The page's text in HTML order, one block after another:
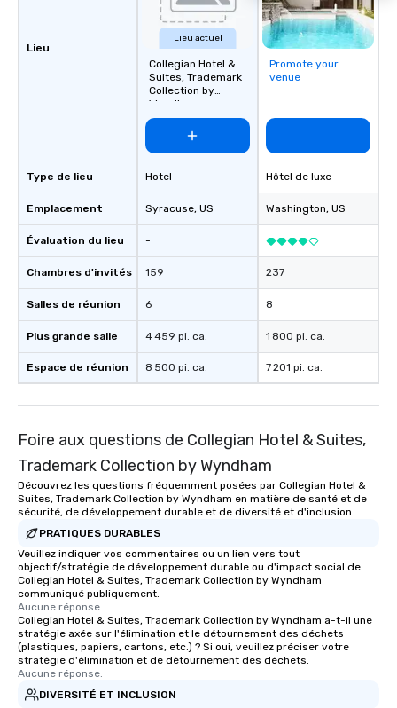
Champions, A-List celebrities, and
private groups across the country
break down walls, get to know each
other, and create LASTING memories
personable, engaging, and mind
blowing experience for your group -
send me/my team a message!
Lieu
Type de lieu
Emplacement
Évaluation du lieu
Chambres d'invités
Salles de réunion
Plus grande salle
Espace de réunion
Lieu actuel
Collegian Hotel &
Suites, Trademark
Collection by
Wyndham
Hotel
Syracuse, US
-
159
6
4 459 pi. ca.
8 500 pi. ca.
Promote your
venue
Hôtel de luxe
Washington, US
237
8
1 800 pi. ca.
7 201 pi. ca.
Foire aux questions de Collegian Hotel & Suites,
Trademark Collection by Wyndham
Découvrez les questions fréquemment posées par Collegian Hotel &
Suites, Trademark Collection by Wyndham en matière de santé et de
sécurité, de développement durable et de diversité et d'inclusion.
PRATIQUES DURABLES
Veuillez indiquer vos commentaires ou un lien vers tout
objectif/stratégie de développement durable ou d'impact social de
Collegian Hotel & Suites, Trademark Collection by Wyndham
communiqué publiquement.
Aucune réponse.
Collegian Hotel & Suites, Trademark Collection by Wyndham a-t-il une
stratégie axée sur l'élimination et le détournement des déchets
(plastiques, papiers, cartons, etc.) ? Si oui, veuillez préciser votre
stratégie d'élimination et de détournement des déchets.
Aucune réponse.
DIVERSITÉ ET INCLUSION